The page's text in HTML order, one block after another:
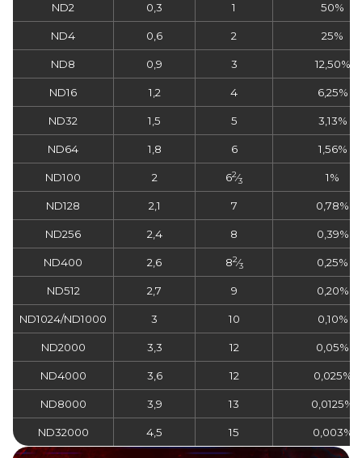
ND2 0,3 1 50%
ND4 0,6 2 25%
ND8 0,9 3 12,50%
ND16 1,2 4 6,25%
ND32 1,5 5 3,13%
ND64 1,8 6 1,56%
ND100 2 62⁄3 1%
ND128 2,1 7 0,78%
ND256 2,4 8 0,39%
ND400 2,6 82⁄3 0,25%
ND512 2,7 9 0,20%
ND1024/ND1000 3 10 0,10%
ND2000 3,3 12 0,05%
ND4000 3,6 12 0,025%
ND8000 3,9 13 0,0125%
ND32000 4,5 15 0,003%